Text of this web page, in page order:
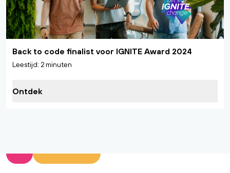
Back to code finalist voor IGNITE Award 2024
Leestijd: 2 minuten
Ontdek